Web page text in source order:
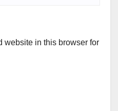
website in this browser for